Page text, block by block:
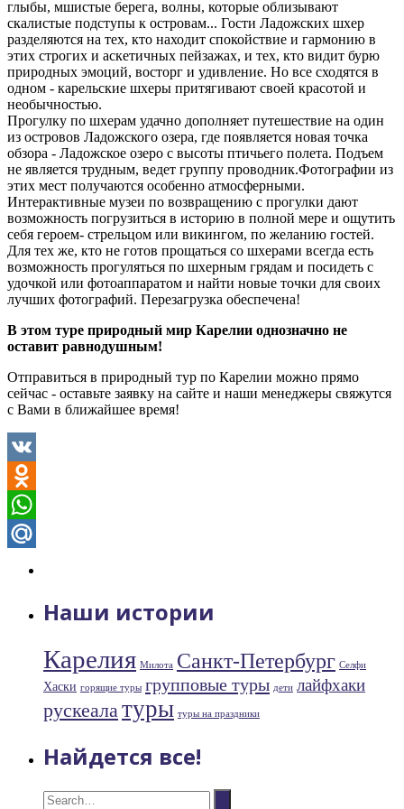
подробно предупредили, как одеваться и что брать с собой - мы
были подготовленные туристы и довольные.
Гузель Зейналлова
глыбы, мшистые берега, волны, которые облизывают
скалистые подступы к островам... Гости Ладожских шхер
разделяются на тех, кто находит спокойствие и гармонию в
этих строгих и аскетичных пейзажах, и тех, кто видит бурю
природных эмоций, восторг и удивление. Но все сходятся в
одном - карельские шхеры притягивают своей красотой и
необычностью.
Прогулку по шхерам удачно дополняет путешествие на один
из островов Ладожского озера, где появляется новая точка
обзора - Ладожское озеро с высоты птичьего полета. Подъем
не является трудным, ведет группу проводник.Фотографии из
этих мест получаются особенно атмосферными.
Интерактивные музеи по возвращению с прогулки дают
возможность погрузиться в историю в полной мере и ощутить
себя героем- стрельцом или викингом, по желанию гостей.
Для тех же, кто не готов прощаться со шхерами всегда есть
возможность прогуляться по шхерным грядам и посидеть с
удочкой или фотоаппаратом и найти новые точки для своих
лучших фотографий. Перезагрузка обеспечена!
В этом туре природный мир Карелии однозначно не
оставит равнодушным!
Отправиться в природный тур по Карелии можно прямо
сейчас - оставьте заявку на сайте и наши менеджеры свяжутся
с Вами в ближайшее время!
VK
Odnoklassniki
WhatsApp
Наши истории
Карелия Милота Санкт-Петербург Селфи
Хаски горящие туры групповые туры дети лайфхаки
рускеалатуры туры на праздники
Найдется все!